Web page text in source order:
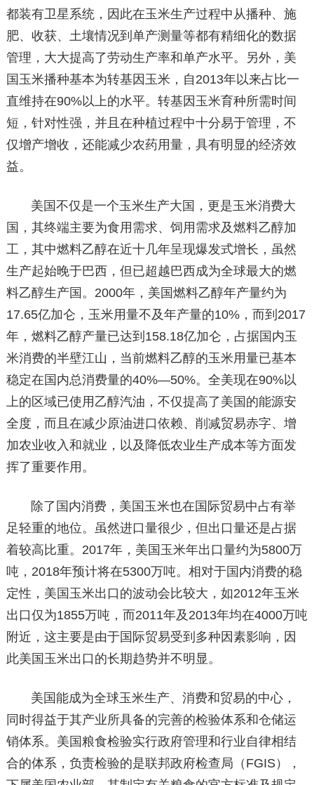
都装有卫星系统，因此在玉米生产过程中从播种、施
肥、收获、土壤情况到单产测量等都有精细化的数据
管理，大大提高了劳动生产率和单产水平。另外，美
国玉米播种基本为转基因玉米，自2013年以来占比一
直维持在90%以上的水平。转基因玉米育种所需时间
短，针对性强，并且在种植过程中十分易于管理，不
仅增产增收，还能减少农药用量，具有明显的经济效
益。
美国不仅是一个玉米生产大国，更是玉米消费大
国，其终端主要为食用需求、饲用需求及燃料乙醇加
工，其中燃料乙醇在近十几年呈现爆发式增长，虽然
生产起始晚于巴西，但已超越巴西成为全球最大的燃
料乙醇生产国。2000年，美国燃料乙醇年产量约为
17.65亿加仑，玉米用量不及年产量的10%，而到2017
年，燃料乙醇产量已达到158.18亿加仑，占据国内玉
米消费的半壁江山，当前燃料乙醇的玉米用量已基本
稳定在国内总消费量的40%—50%。全美现在90%以
上的区域已使用乙醇汽油，不仅提高了美国的能源安
全度，而且在减少原油进口依赖、削减贸易赤字、增
加农业收入和就业，以及降低农业生产成本等方面发
挥了重要作用。
除了国内消费，美国玉米也在国际贸易中占有举
足轻重的地位。虽然进口量很少，但出口量还是占据
着较高比重。2017年，美国玉米年出口量约为5800万
吨，2018年预计将在5300万吨。相对于国内消费的稳
定性，美国玉米出口的波动会比较大，如2012年玉米
出口仅为1855万吨，而2011年及2013年均在4000万吨
附近，这主要是由于国际贸易受到多种因素影响，因
此美国玉米出口的长期趋势并不明显。
美国能成为全球玉米生产、消费和贸易的中心，
同时得益于其产业所具备的完善的检验体系和仓储运
销体系。美国粮食检验实行政府管理和行业自律相结
合的体系，负责检验的是联邦政府检查局（FGIS），